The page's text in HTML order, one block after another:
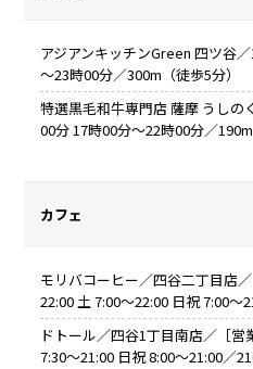
アジアンキッチンGreen 四ツ谷
～23時00分／300m（徒歩5分）
特選黒毛和牛専門店 薩摩 うしの
00分 17時00分～22時00分／190m
カフェ
モリバコーヒー／四谷二丁目店
22:00 土 7:00～22:00 日祝 7:00～
ドトール／四谷1丁目南店／［営
7:30～21:00 日祝 8:00～21:00／